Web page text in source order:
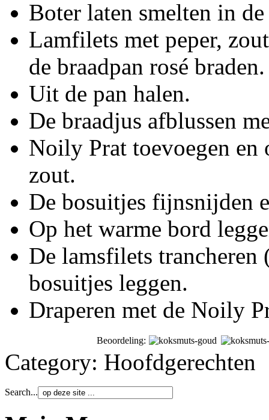
Boter laten smelten in
Lamfilets met peper,
de braadpan rosé braden.
Uit de pan halen.
De braadjus afblussen
Noily Prat toevoegen en
zout.
De bosuitjes fijnsnijden
Op het warme bord
De lamsfilets
bosuitjes leggen.
Draperen met de Noily
Beoordeling:
Category: Hoofdgerechten
Search...